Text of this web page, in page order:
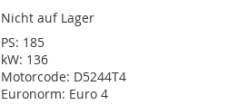
Nicht auf Lager
PS: 185
kW: 136
Motorcode: D5244T4
Euronorm: Euro 4